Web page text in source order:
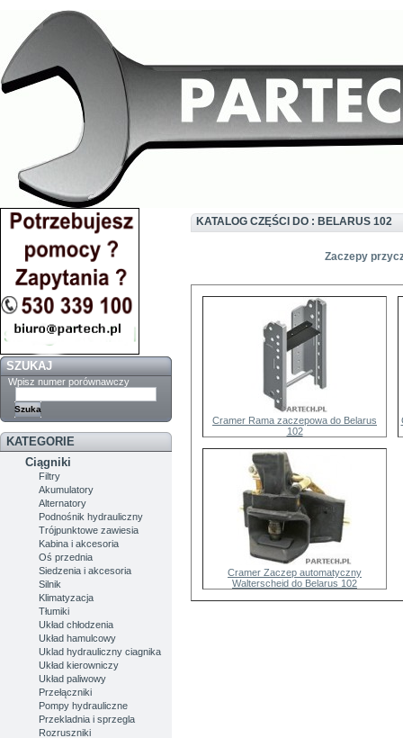
SZUKAJ
Wpisz numer porównawczy
KATEGORIE
Ciągniki
Filtry
Akumulatory
Alternatory
Podnośnik hydrauliczny
Trójpunktowe zawiesia
Kabina i akcesoria
Oś przednia
Siedzenia i akcesoria
Silnik
Klimatyzacja
Tłumiki
Układ chłodzenia
Układ hamulcowy
Uklad hydrauliczny ciagnika
Układ kierowniczy
Układ paliwowy
Przełączniki
Pompy hydrauliczne
Przekladnia i sprzegla
Rozruszniki
KATALOG CZĘŚCI DO : BELARUS 102
Zaczepy
Cramer Rama zaczepowa do Belarus
102
Cramer Zaczep automatyczny
Walterscheid do Belarus 102